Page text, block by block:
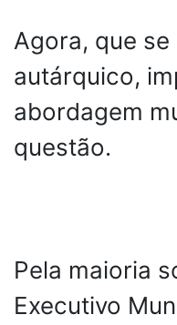
Agora, que
autárquico,
abordagem
questão.
Pela maioria
Executivo